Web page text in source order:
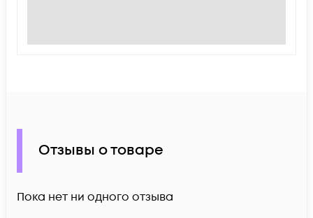
Отзывы о товаре
Пока нет ни одного отзыва